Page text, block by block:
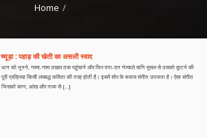
Home
च्‍यूड़ा : पहाड़ की खेती का असली स्‍वाद
धान को भूनने, गरमा-गरम उखल तक पहुंचाने और फिर दना-दन गंज्याले यानि मूसल से उसको कूटने की
पूरी प्रक्रिया किसी लयबद्ध कविता की तरह होती है। इसमें शोर के बजाय संगीत उपजता है। ऐसा संगीत
जिसको कान, आंख और नाक से […]